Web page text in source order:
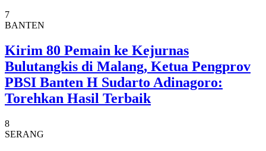
7
BANTEN
Kirim 80 Pemain ke Kejurnas
Bulutangkis di Malang, Ketua Pengprov
PBSI Banten H Sudarto Adinagoro:
Torehkan Hasil Terbaik
8
SERANG